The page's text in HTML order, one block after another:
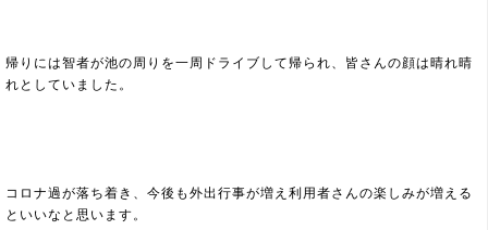
帰りには智者が池の周りを一周ドライブして帰られ、皆さんの顔は晴れ晴
れとしていました。
コロナ過が落ち着き、今後も外出行事が増え利用者さんの楽しみが増える
といいなと思います。